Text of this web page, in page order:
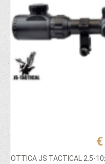
OTTICA JS TACTICAL 2.5-